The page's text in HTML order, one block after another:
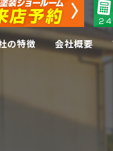
の特徴 会社概要